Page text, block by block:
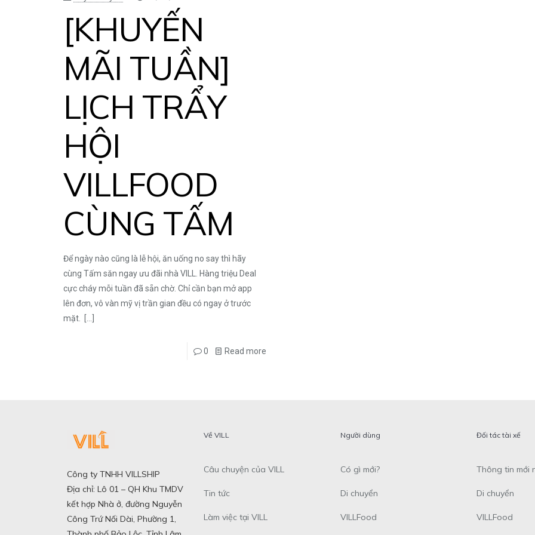
[KHUYẾN
MÃI TUẦN]
LỊCH TRẨY
HỘI
VILLFOOD
CÙNG TẤM
Để ngày nào cũng là lễ hội, ăn uống no say thì hãy
cùng Tấm săn ngay ưu đãi nhà VILL. Hàng triệu Deal
cực cháy mỗi tuần đã sẵn chờ. Chỉ cần bạn mở app
lên đơn, vô vàn mỹ vị trần gian đều có ngay ở trước
mặt.
[…]
0 Read more
Công ty TNHH VILLSHIP
Địa chỉ: Lô 01 – QH Khu TMDV
kết hợp Nhà ở, đường Nguyễn
Công Trứ Nối Dài, Phường 1,
Về VILL
Câu chuyện của VILL
Tin tức
Làm việc tại VILL
Người dùng
Có gì mới?
Di chuyển
VILLFood
Đối tác tài xế
Thông tin mới
Di chuyển
VILLFood